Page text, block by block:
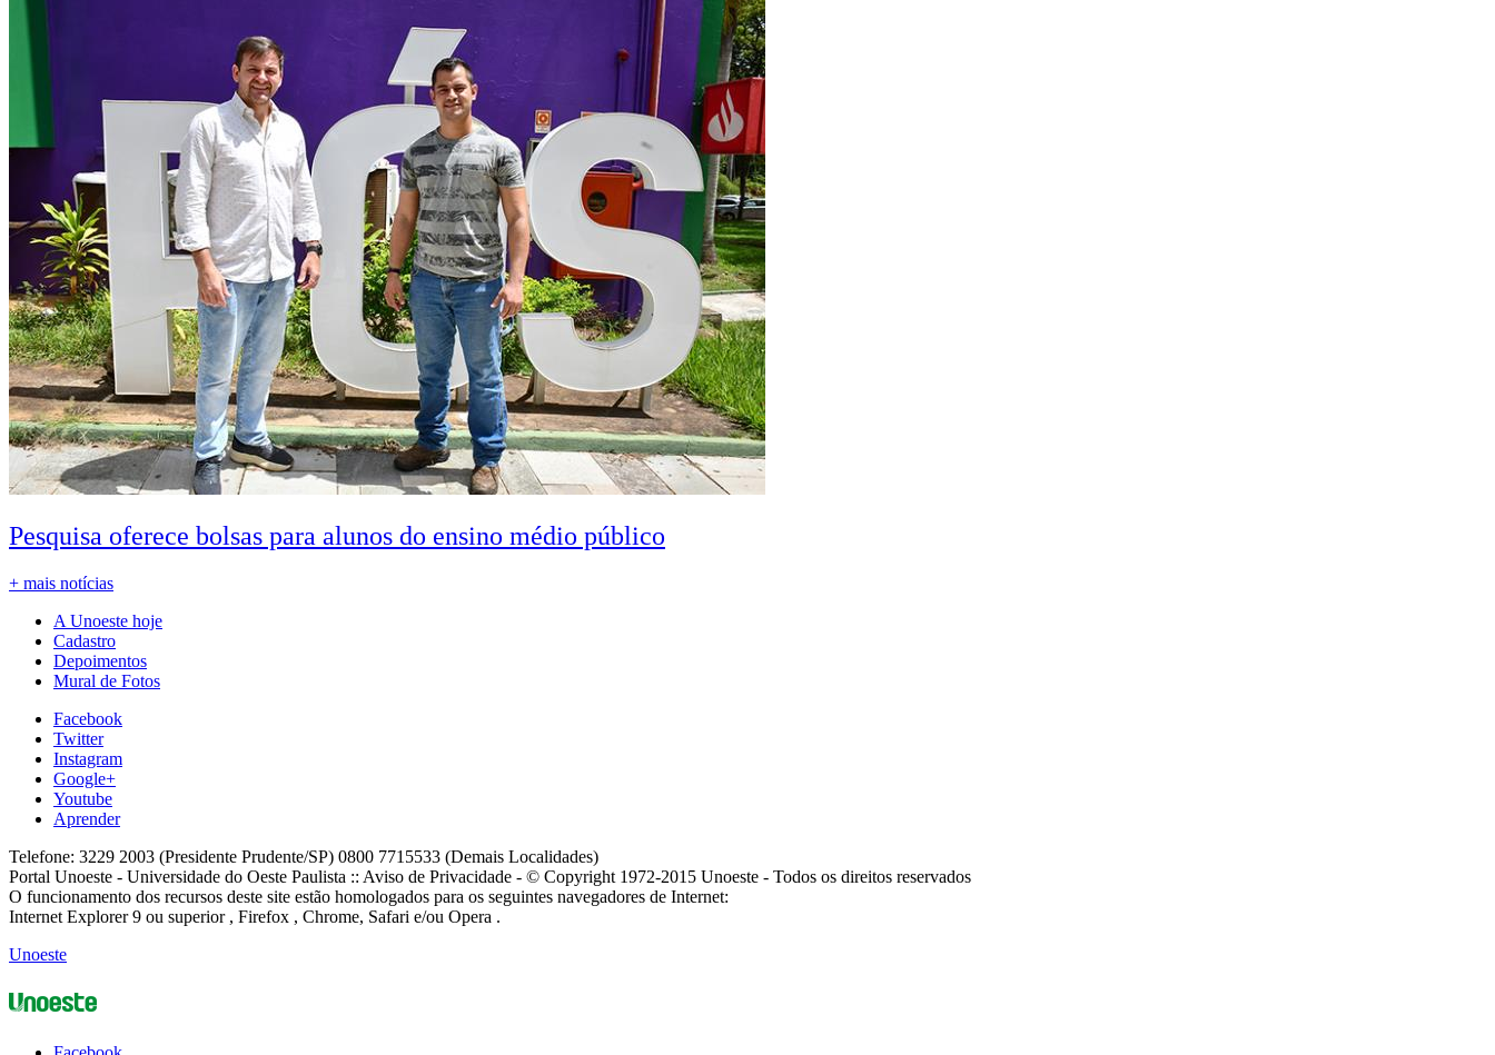
Pesquisa oferece bolsas para alunos do ensino médio público
+ mais notícias
A Unoeste hoje
Cadastro
Depoimentos
Mural de Fotos
Facebook
Twitter
Instagram
Google+
Youtube
Aprender
Telefone: 3229 2003 (Presidente Prudente/SP) 0800 7715533 (Demais Localidades)
Portal Unoeste - Universidade do Oeste Paulista :: Aviso de Privacidade - © Copyright 1972-2015 Unoeste - Todos os direitos reservados
O funcionamento dos recursos deste site estão homologados para os seguintes navegadores de Internet:
Internet Explorer 9 ou superior , Firefox , Chrome, Safari e/ou Opera .
Unoeste